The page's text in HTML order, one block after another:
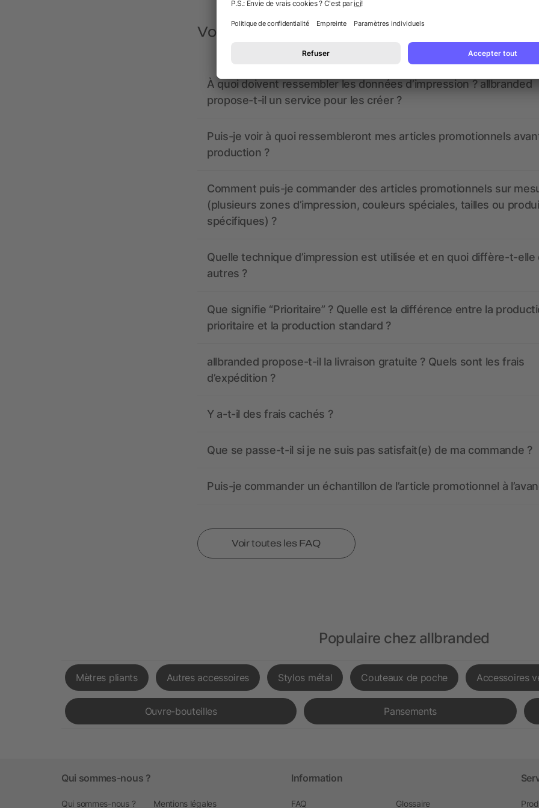
Vous avez des questions ? Nous avons les
À quoi doivent ressembler les données d’impression ? allbranded
propose-t-il un service pour les créer ?
Puis-je voir à quoi ressembleront mes articles promotionnels
production ?
Comment puis-je commander des articles promotionnels sur
(plusieurs zones d’impression, couleurs spéciales, tailles ou
spécifiques) ?
Quelle technique d’impression est utilisée et en quoi diffère-t-elle
autres ?
Que signifie “Prioritaire” ? Quelle est la différence entre la
prioritaire et la production standard ?
allbranded propose-t-il la livraison gratuite ? Quels sont les frais
d’expédition ?
Y a-t-il des frais cachés ?
Que se passe-t-il si je ne suis pas satisfait(e) de ma commande ?
Puis-je commander un échantillon de l’article promotionnel à
Voir toutes les FAQ
Populaire chez allbranded
Mètres pliants Autres accessoires Stylos métal Couteaux de poche Accessoires
Ouvre-bouteilles Pansements
Qui sommes-nous ?
Qui sommes-nous ? Mentions légales
Information
FAQ Glossaire